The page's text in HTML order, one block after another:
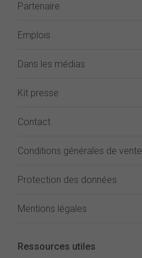
Partenaire
Emplois
Dans les médias
Kit presse
Contact
Conditions générales de vente
Protection des données
Mentions légales
Ressources utiles